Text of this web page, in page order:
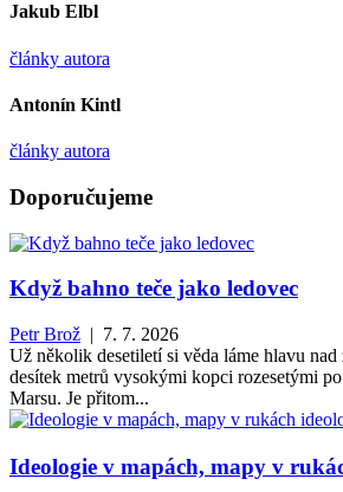
Jakub Elbl
články autora
Antonín Kintl
články autora
Doporučujeme
Když bahno teče jako ledovec
Petr Brož | 7. 7. 2026
Už několik desetiletí si věda láme hlavu
desítek metrů vysokými kopci rozesetými
Marsu. Je přitom...
Ideologie v mapách, mapy v